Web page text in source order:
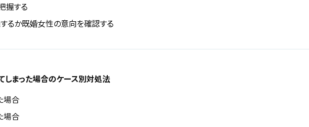
握する
るか既婚女性の意向を確認する
しまった場合のケース別対処法
場合
場合